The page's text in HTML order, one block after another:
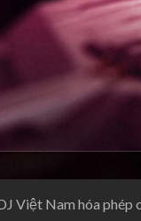
Việt Nam hóa phép